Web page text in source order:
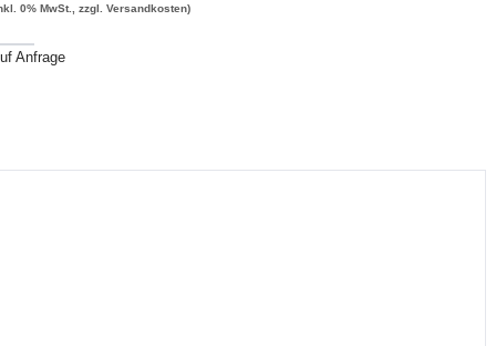
0% MwSt., zzgl. Versandkosten)
Anfrage